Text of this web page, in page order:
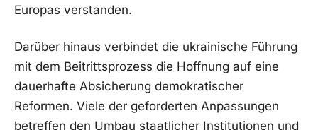
Europas verstanden.
Darüber hinaus verbindet die ukrainische Führung
mit dem Beitrittsprozess die Hoffnung auf eine
dauerhafte Absicherung demokratischer
Reformen. Viele der geforderten Anpassungen
betreffen den Umbau staatlicher Institutionen und